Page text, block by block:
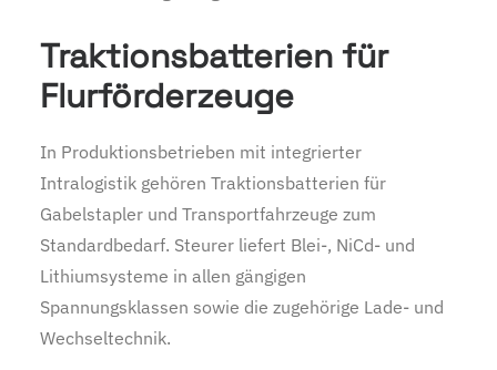
Traktionsbatterien für
Flurförderzeuge
In Produktionsbetrieben mit integrierter
Intralogistik gehören Traktionsbatterien für
Gabelstapler und Transportfahrzeuge zum
Standardbedarf. Steurer liefert Blei-, NiCd- und
Lithiumsysteme in allen gängigen
Spannungsklassen sowie die zugehörige Lade- und
Wechseltechnik.